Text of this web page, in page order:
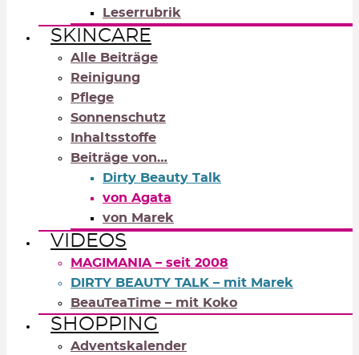
Leserrubrik
SKINCARE
Alle Beiträge
Reinigung
Pflege
Sonnenschutz
Inhaltsstoffe
Beiträge von…
Dirty Beauty Talk
von Agata
von Marek
VIDEOS
MAGIMANIA – seit 2008
DIRTY BEAUTY TALK – mit Marek
BeauTeaTime – mit Koko
SHOPPING
Adventskalender